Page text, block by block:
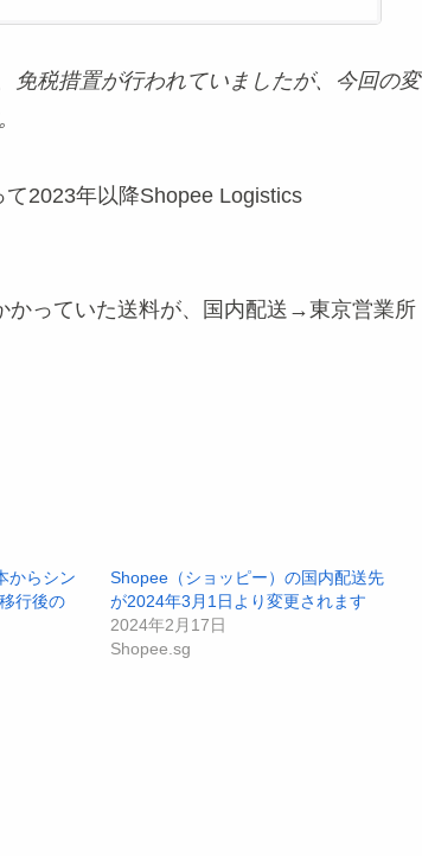
免税措置が行われていましたが、今回の変
2023年以降Shopee Logistics
かっていた送料が、国内配送→東京営業所
からシン
行後の
Shopee（ショッピー）の国内配送先
が2024年3月1日より変更されます
2024年2月17日
Shopee.sg